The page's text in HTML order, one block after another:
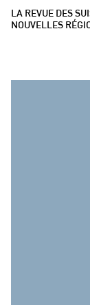
LA REVUE DES
NOUVELLES